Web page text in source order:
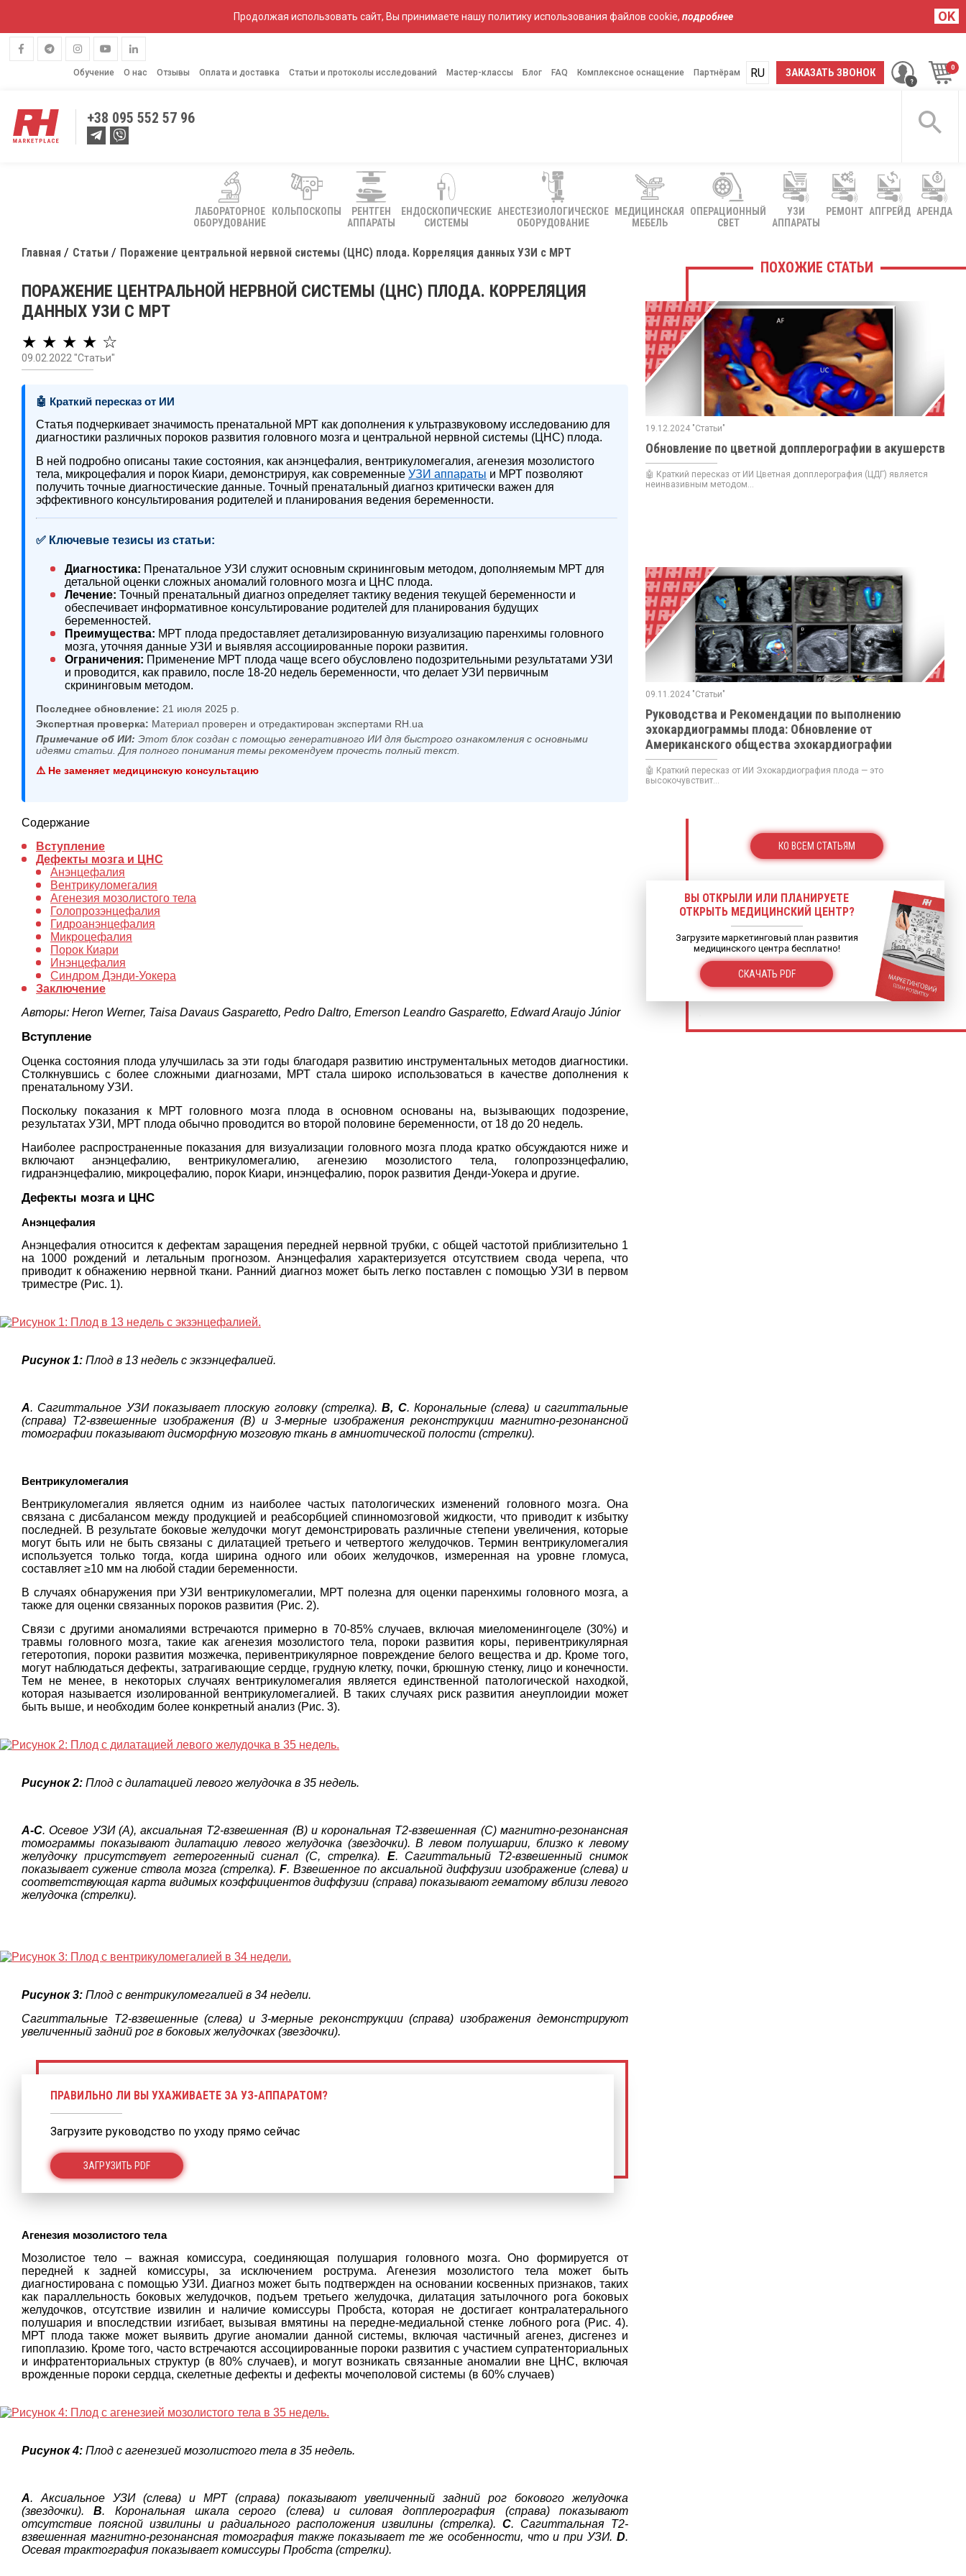
Продолжая использовать сайт, Вы принимаете нашу политику использования файлов cookie, подробнее OK
Обучение О нас Отзывы Оплата и доставка Статьи и протоколы исследований Мастер-классы Блог FAQ Комплексное оснащение Партнёрам ЗАКАЗАТЬ ЗВОНОК
RU
UA
+38 095 552 57 96
ЛАБОРАТОРНОЕ
ОБОРУДОВАНИЕ
КОЛЬПОСКОПЫ
РЕНТГЕН
АППАРАТЫ
ЕНДОСКОПИЧЕСКИЕ
СИСТЕМЫ
АНЕСТЕЗИОЛОГИЧЕСКОЕ
ОБОРУДОВАНИЕ
МЕДИЦИНСКАЯ
МЕБЕЛЬ
ОПЕРАЦИОННЫЙ
СВЕТ
УЗИ
АППАРАТЫ
РЕМОНТ АПГРЕЙД АРЕНДА
Главная Статьи Поражение центральной нервной системы (ЦНС) плода. Корреляция данных УЗИ с МРТ
ПОРАЖЕНИЕ ЦЕНТРАЛЬНОЙ НЕРВНОЙ СИСТЕМЫ (ЦНС) ПЛОДА. КОРРЕЛЯЦИЯ
ДАННЫХ УЗИ С МРТ
★ ★ ★ ★ ☆
09.02.2022 "Статьи"
🤖 Краткий пересказ от ИИ
Статья подчеркивает значимость пренатальной МРТ как дополнения к ультразвуковому исследованию для
диагностики различных пороков развития головного мозга и центральной нервной системы (ЦНС) плода.
В ней подробно описаны такие состояния, как анэнцефалия, вентрикуломегалия, агенезия мозолистого
тела, микроцефалия и порок Киари, демонстрируя, как современные УЗИ аппараты и МРТ позволяют
получить точные диагностические данные. Точный пренатальный диагноз критически важен для
эффективного консультирования родителей и планирования ведения беременности.
✅ Ключевые тезисы из статьи:
Диагностика: Пренатальное УЗИ служит основным скрининговым методом, дополняемым МРТ для
детальной оценки сложных аномалий головного мозга и ЦНС плода.
Лечение: Точный пренатальный диагноз определяет тактику ведения текущей беременности и
обеспечивает информативное консультирование родителей для планирования будущих
беременностей.
Преимущества: МРТ плода предоставляет детализированную визуализацию паренхимы головного
мозга, уточняя данные УЗИ и выявляя ассоциированные пороки развития.
Ограничения: Применение МРТ плода чаще всего обусловлено подозрительными результатами УЗИ
и проводится, как правило, после 18-20 недель беременности, что делает УЗИ первичным
скрининговым методом.
Последнее обновление: 21 июля 2025 р.
Экспертная проверка: Материал проверен и отредактирован экспертами RH.ua
Примечание об ИИ: Этот блок создан с помощью генеративного ИИ для быстрого ознакомления с основными
идеями статьи. Для полного понимания темы рекомендуем прочесть полный текст.
⚠️ Не заменяет медицинскую консультацию
Содержание
Вступление
Дефекты мозга и ЦНС
Анэнцефалия
Вентрикуломегалия
Агенезия мозолистого тела
Голопрозэнцефалия
Гидроанэнцефалия
Микроцефалия
Порок Киари
Инэнцефалия
Синдром Дэнди-Уокера
Заключение
Авторы: Heron Werner, Taisa Davaus Gasparetto, Pedro Daltro, Emerson Leandro Gasparetto, Edward Araujo Júnior
Вступление
Оценка состояния плода улучшилась за эти годы благодаря развитию инструментальных методов диагностики.
Столкнувшись с более сложными диагнозами, МРТ стала широко использоваться в качестве дополнения к
пренатальному УЗИ.
Поскольку показания к МРТ головного мозга плода в основном основаны на, вызывающих подозрение,
результатах УЗИ, МРТ плода обычно проводится во второй половине беременности, от 18 до 20 недель.
Наиболее распространенные показания для визуализации головного мозга плода кратко обсуждаются ниже и
включают анэнцефалию, вентрикуломегалию, агенезию мозолистого тела, голопрозэнцефалию,
гидранэнцефалию, микроцефалию, порок Киари, инэнцефалию, порок развития Денди-Уокера и другие.
Дефекты мозга и ЦНС
Анэнцефалия
Анэнцефалия относится к дефектам заращения передней нервной трубки, с общей частотой приблизительно 1
на 1000 рождений и летальным прогнозом. Анэнцефалия характеризуется отсутствием свода черепа, что
приводит к обнажению нервной ткани. Ранний диагноз может быть легко поставлен с помощью УЗИ в первом
триместре (Рис. 1).
Рисунок 1: Плод в 13 недель с экзэнцефалией.
А. Сагиттальное УЗИ показывает плоскую головку (стрелка).B, C. Корональные (слева) и сагиттальные
(справа) T2-взвешенные изображения (B) и 3-мерные изображения реконструкции магнитно-резонансной
томографии показывают дисморфную мозговую ткань в амниотической полости (стрелки).
Вентрикуломегалия
Вентрикуломегалия является одним из наиболее частых патологических изменений головного мозга. Она
связана с дисбалансом между продукцией и реабсорбцией спинномозговой жидкости, что приводит к избытку
последней. В результате боковые желудочки могут демонстрировать различные степени увеличения, которые
могут быть или не быть связаны с дилатацией третьего и четвертого желудочков. Термин вентрикуломегалия
используется только тогда, когда ширина одного или обоих желудочков, измеренная на уровне гломуса,
составляет ≥10 мм на любой стадии беременности.
В случаях обнаружения при УЗИ вентрикуломегалии, МРТ полезна для оценки паренхимы головного мозга, а
также для оценки связанных пороков развития (Рис. 2).
Связи с другими аномалиями встречаются примерно в 70-85% случаев, включая миеломенингоцеле (30%) и
травмы головного мозга, такие как агенезия мозолистого тела, пороки развития коры, перивентрикулярная
гетеротопия, пороки развития мозжечка, перивентрикулярное повреждение белого вещества и др. Кроме того,
могут наблюдаться дефекты, затрагивающие сердце, грудную клетку, почки, брюшную стенку, лицо и конечности.
Тем не менее, в некоторых случаях вентрикуломегалия является единственной патологической находкой,
которая называется изолированной вентрикуломегалией. В таких случаях риск развития анеуплоидии может
быть выше, и необходим более конкретный анализ (Рис. 3).
Рисунок 2: Плод с дилатацией левого желудочка в 35 недель.
А-С. Осевое УЗИ (A), аксиальная T2-взвешенная (B) и корональная T2-взвешенная (C) магнитно-резонансная
томограммы показывают дилатацию левого желудочка (звездочки). В левом полушарии, близко к левому
желудочку присутствует гетерогенный сигнал (C, стрелка). E. Сагиттальный T2-взвешенный снимок
показывает сужение ствола мозга (стрелка). F. Взвешенное по аксиальной диффузии изображение (слева) и
соответствующая карта видимых коэффициентов диффузии (справа) показывают гематому вблизи левого
желудочка (стрелки).
Рисунок 3: Плод с вентрикуломегалией в 34 недели.
Сагиттальные Т2-взвешенные (слева) и 3-мерные реконструкции (справа) изображения демонстрируют
увеличенный задний рог в боковых желудочках (звездочки).
ПРАВИЛЬНО ЛИ ВЫ УХАЖИВАЕТЕ ЗА УЗ-АППАРАТОМ?
Загрузите руководство по уходу прямо сейчас
ЗАГРУЗИТЬ PDF
Агенезия мозолистого тела
Мозолистое тело – важная комиссура, соединяющая полушария головного мозга. Оно формируется от
передней к задней комиссуры, за исключением рострума. Агенезия мозолистого тела может быть
диагностирована с помощью УЗИ. Диагноз может быть подтвержден на основании косвенных признаков, таких
как параллельность боковых желудочков, подъем третьего желудочка, дилатация затылочного рога боковых
желудочков, отсутствие извилин и наличие комиссуры Пробста, которая не достигает контралатерального
полушария и впоследствии изгибает, вызывая вмятины на передне-медиальной стенке лобного рога (Рис. 4).
МРТ плода также может выявить другие аномалии данной системы, включая частичный агенез, дисгенез и
гипоплазию. Кроме того, часто встречаются ассоциированные пороки развития с участием супратенториальных
и инфратенториальных структур (в 80% случаев), и могут возникать связанные аномалии вне ЦНС, включая
врожденные пороки сердца, скелетные дефекты и дефекты мочеполовой системы (в 60% случаев)
Рисунок 4: Плод с агенезией мозолистого тела в 35 недель.
A. Аксиальное УЗИ (слева) и МРТ (справа) показывают увеличенный задний рог бокового желудочка
(звездочки).B. Корональная шкала серого (слева) и силовая допплерография (справа) показывают
отсутствие поясной извилины и радиального расположения извилины (стрелка). C. Сагиттальная Т2-
взвешенная магнитно-резонансная томография также показывает те же особенности, что и при УЗИ. D.
Осевая трактография показывает комиссуры Пробста (стрелки).
ПОХОЖИЕ СТАТЬИ
19.12.2024 "Статьи"
Обновление по цветной допплерографии в акушерстве
🤖 Краткий пересказ от ИИ Цветная допплерография (ЦДГ) является
неинвазивным методом...
09.11.2024 "Статьи"
Руководства и Рекомендации по выполнению
эхокардиограммы плода: Обновление от
Американского общества эхокардиографии
🤖 Краткий пересказ от ИИ Эхокардиография плода — это
высокочувствит...
КО ВСЕМ СТАТЬЯМ
ВЫ ОТКРЫЛИ ИЛИ ПЛАНИРУЕТЕ
ОТКРЫТЬ МЕДИЦИНСКИЙ ЦЕНТР?
Загрузите маркетинговый план развития
медицинского центра бесплатно!
СКАЧАТЬ PDF